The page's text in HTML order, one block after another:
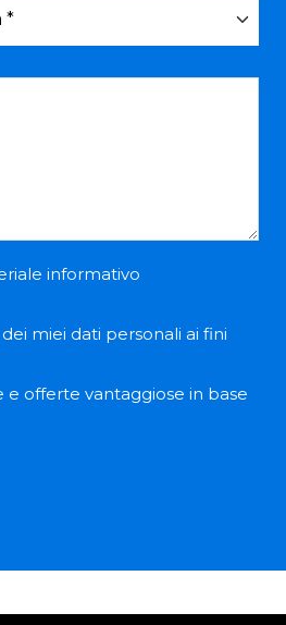
informativo
miei dati personali ai fini
offerte vantaggiose in base